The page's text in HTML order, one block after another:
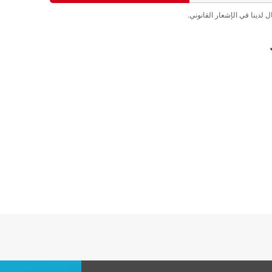
في الإشعار القانوني.